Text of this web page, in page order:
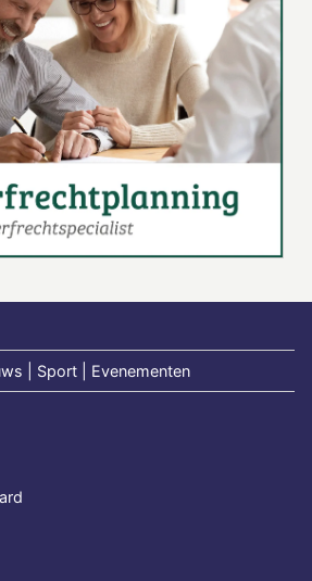
| Sport | Evenementen